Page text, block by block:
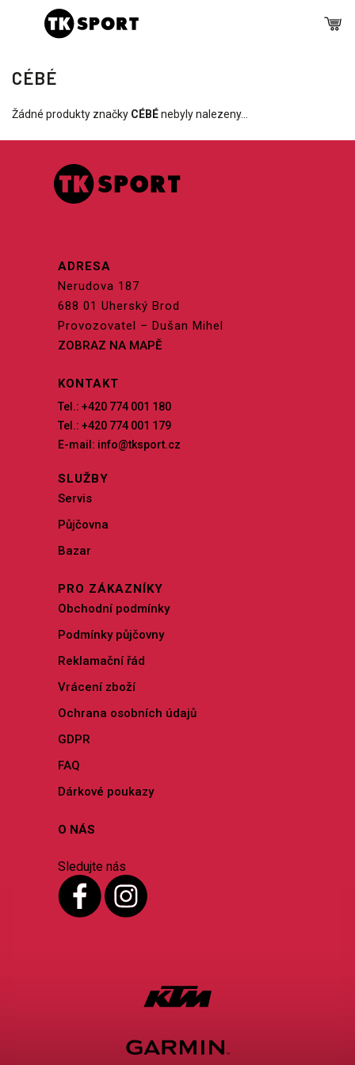
CÉBÉ
Žádné produkty značky CÉBÉnebyly nalezeny...
ADRESA
Nerudova 187
688 01 Uherský Brod
Provozovatel – Dušan Mihel
ZOBRAZ NA MAPĚ
KONTAKT
Tel.: +420 774 001 180
Tel.: +420 774 001 179
E-mail: info@tksport.cz
SLUŽBY
Servis
Půjčovna
Bazar
PRO ZÁKAZNÍKY
Obchodní podmínky
Podmínky půjčovny
Reklamační řád
Vrácení zboží
Ochrana osobních údajů
GDPR
FAQ
Dárkové poukazy
O NÁS
Sledujte nás